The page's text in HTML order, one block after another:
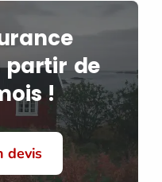
partir de
!
devis